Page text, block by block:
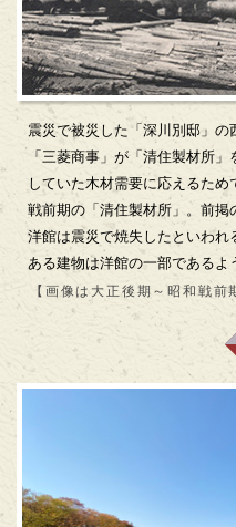
震災で被災した「深川別邸」の
「三菱商事」が「清住製材所
していた木材需要に応えるた
戦前期の「清住製材所」。前
洋館は震災で焼失したといわ
ある建物は洋館の一部であるよ
【画像は大正後期～昭和戦前